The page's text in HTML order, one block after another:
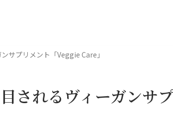
サプリメント「Veggie Care」
されるヴィーガンサ